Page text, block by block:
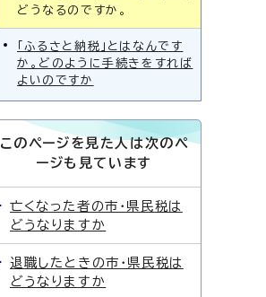
どうなるのですか。
「ふるさと納税」とはなんです
か。どのように手続きをすれば
よいのですか
このページを見た人は次のペ
ージも見ています
亡くなった者の市・県民税は
どうなりますか
退職したときの市・県民税は
どうなりますか